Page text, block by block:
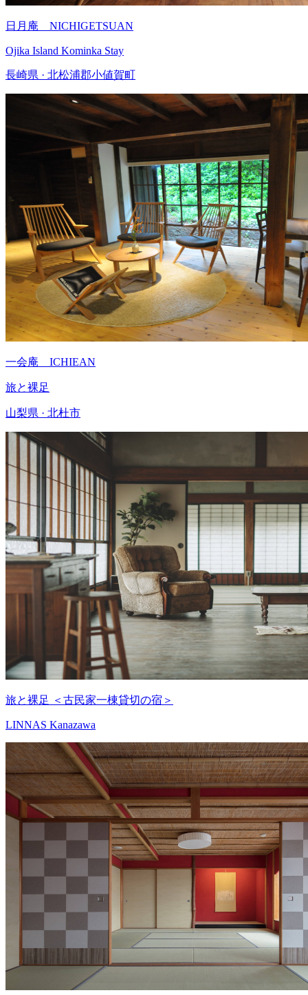
日月庵 NICHIGETSUAN
Ojika Island Kominka Stay
長崎県 · 北松浦郡小値賀町
一会庵 ICHIEAN
旅と裸足
山梨県 · 北杜市
旅と裸足 ＜古民家一棟貸切の宿＞
LINNAS Kanazawa